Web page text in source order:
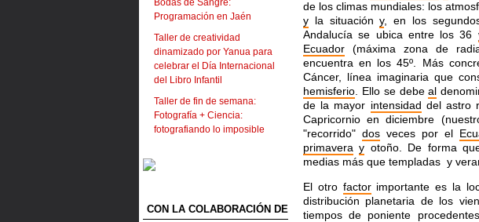
Bodas de Sangre:
Programación en Jaén
Taller de creatividad
dinamizado por Yanua para
celebrar el Día Internacional
del Libro Infantil
Taller de fin de semana:
Fotografía + Ciencia:
fotografiando lo imposible
CON LA COLABORACIÓN DE
de los climas mundiales: los
y la situacióny, en los
Andalucía se ubica entre los 36
Ecuador (máxima zona de
encuentra en los 45º. Más
Cáncer, línea imaginaria que
hemisferio . Ello se debeal
de la mayor intensidad del astro
Capricornio en diciembre
"recorrido" dos veces por el
primavera y otoño. De forma
medias más que templadas y
El otro factorimportante es la
distribución planetaria de los
tiempos de poniente